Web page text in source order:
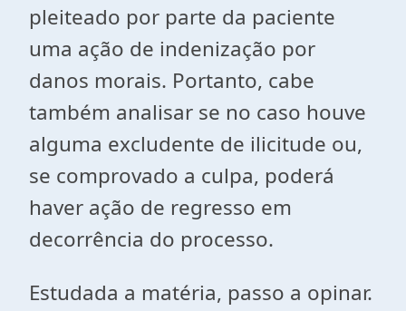
pleiteado por parte da paciente
uma ação de indenização por
danos morais. Portanto, cabe
também analisar se no caso houve
alguma excludente de ilicitude ou,
se comprovado a culpa, poderá
haver ação de regresso em
decorrência do processo.
Estudada a matéria, passo a opinar.